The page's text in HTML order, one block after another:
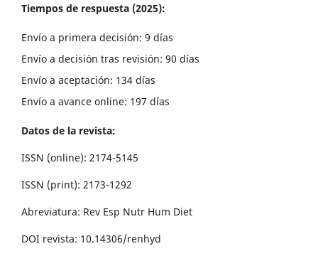
Tiempos de respuesta (2025):
Envío a primera decisión: 9 días
Envío a decisión tras revisión: 90 días
Envío a aceptación: 134 días
Envío a avance online: 197 días
Datos de la revista:
ISSN (online): 2174-5145
ISSN (print): 2173-1292
Abreviatura: Rev Esp Nutr Hum Diet
DOI revista: 10.14306/renhyd